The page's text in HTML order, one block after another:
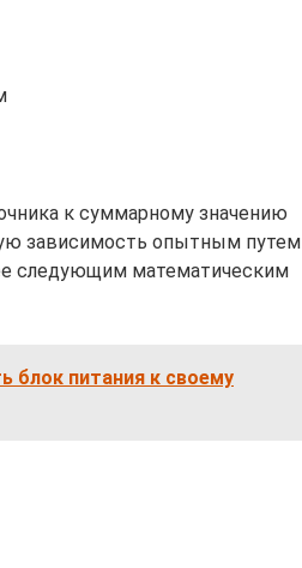
к суммарному значению
зависимость опытным путем
следующим математическим
блок питания к своему